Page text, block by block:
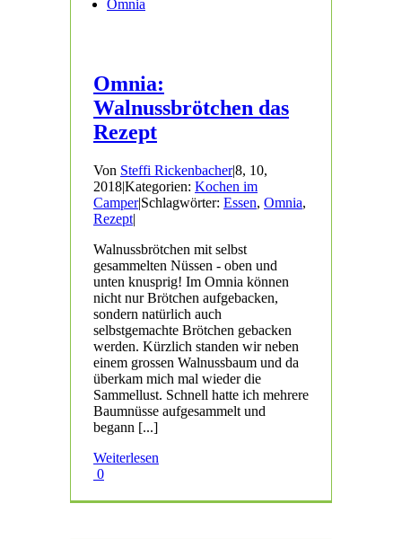
Omnia:
Walnussbrötchen das
Rezept
Von Steffi Rickenbacher|8, 10,
2018|Kategorien: Kochen im
Camper|Schlagwörter: Essen, Omnia,
Rezept|
Walnussbrötchen mit selbst
gesammelten Nüssen - oben und
unten knusprig! Im Omnia können
nicht nur Brötchen aufgebacken,
sondern natürlich auch
selbstgemachte Brötchen gebacken
werden. Kürzlich standen wir neben
einem grossen Walnussbaum und da
überkam mich mal wieder die
Sammellust. Schnell hatte ich mehrere
Baumnüsse aufgesammelt und
begann [...]
Weiterlesen
0